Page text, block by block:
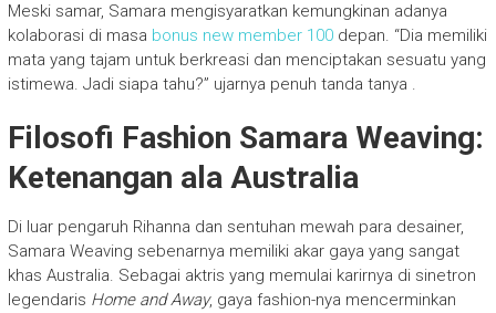
Meski samar, Samara mengisyaratkan kemungkinan adanya
kolaborasi di masa bonus new member 100depan. “Dia memiliki
mata yang tajam untuk berkreasi dan menciptakan sesuatu yang
istimewa. Jadi siapa tahu?” ujarnya penuh tanda tanya .
Filosofi Fashion Samara Weaving:
Ketenangan ala Australia
Di luar pengaruh Rihanna dan sentuhan mewah para desainer,
Samara Weaving sebenarnya memiliki akar gaya yang sangat
khas Australia. Sebagai aktris yang memulai karirnya di sinetron
legendaris Home and Away, gaya fashion-nya mencerminkan